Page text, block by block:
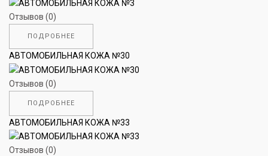
Отзывов (0)
ПОДРОБНЕЕ
АВТОМОБИЛЬНАЯ КОЖА №30
Отзывов (0)
ПОДРОБНЕЕ
АВТОМОБИЛЬНАЯ КОЖА №33
Отзывов (0)